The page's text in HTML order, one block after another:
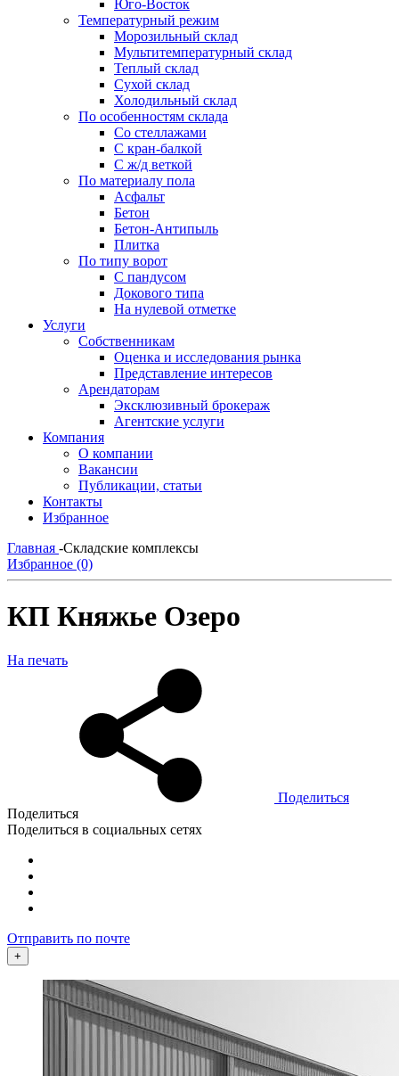
Юго-Восток
Температурный режим
Морозильный склад
Мультитемпературный склад
Теплый склад
Сухой склад
Холодильный склад
По особенностям склада
Со стеллажами
С кран-балкой
С ж/д веткой
По материалу пола
Асфальт
Бетон
Бетон-Антипыль
Плитка
По типу ворот
С пандусом
Докового типа
На нулевой отметке
Услуги
Собственникам
Оценка и исследования рынка
Представление интересов
Арендаторам
Эксклюзивный брокераж
Агентские услуги
Компания
О компании
Вакансии
Публикации, статьи
Контакты
Избранное
Главная -Складские комплексы
Избранное (0)
КП Княжье Озеро
На печать
Поделиться
Поделиться
Поделиться в социальных сетях
Отправить по почте
+